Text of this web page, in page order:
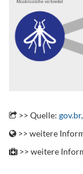
>> Quelle:
>> weitere
>> weitere